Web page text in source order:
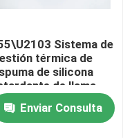
la batería
de la batería
Sistema de
térmica de
de silicona
de llama
paquetes de
Enviar Consulta